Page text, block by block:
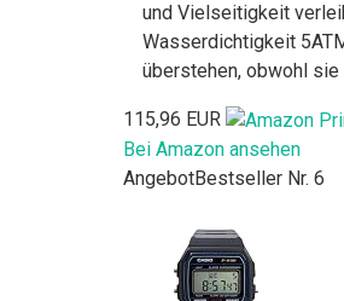
und Vielseitigkeit
Wasserdichtigkeit
überstehen, obwohl
115,96 EUR
Bei Amazon ansehen
AngebotBestseller Nr. 6